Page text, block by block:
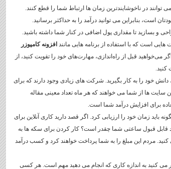
در ناخوشایندترین زمان ها ارتباط شما را قطع کنند.
است، بنابراین می توانید درآمد را به حداکثر برسانید.
و بسازید تا مقداری پول اضافی در کنار شما داشته باشید.
است که با استفاده از برنامه هایی مانند افزونه کامپوزر
می‌خواهید قبل از راه‌اندازی، مهارت‌های خود را تقویت کنید، از
خود را به کار بگیرید. شرکت های زیادی وجود دارند که برای
سایت ها از شما می خواهند که هر ماه تعداد معینی مقاله
برای افزایش درآمد شما است.
باید زمان خود را ارزیابی کرد. اگر قصد دارید کاری آنلاین برای
قابل قبول ساعتی شما چقدر است؟ کار کردن برای سکه ها به
مردم این مبلغ را به شما پرداخت خواهند کرد و کسب درآمد
می کنید به اندازه کاری که انجام می دهید مهم است. هر کسی